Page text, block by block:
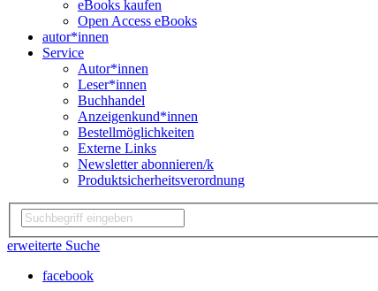
eBooks kaufen
Open Access eBooks
autor*innen
Service
Autor*innen
Leser*innen
Buchhandel
Anzeigenkund*innen
Bestellmöglichkeiten
Externe Links
Newsletter abonnieren/k
Produktsicherheitsverordnung
erweiterte Suche
facebook